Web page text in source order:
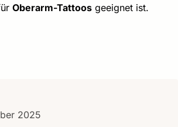
Oberarm-Tattoos geeignet ist.
2025